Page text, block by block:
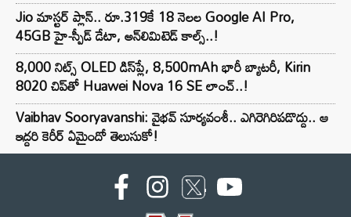
Jio మాస్టర్ ప్లాన్.. రూ.319కే 18 నెలల Google AI Pro,
45GB హై-స్పీడ్ డేటా, అన్⁭లిమిటెడ్ కాల్స్..!
8,000 నిట్స్ OLED డిస్‌ప్లే, 8,500mAh భారీ బ్యాటరీ, Kirin
8020 చిప్‌తో Huawei Nova 16 SE లాంచ్..!
Vaibhav Sooryavanshi: వైభవ్ సూర్యవంశీ.. ఎగిరెగిరిపడొద్దు.. ఆ
ఇద్దరి కెరీర్ ఏమైందో తెలుసుకో!